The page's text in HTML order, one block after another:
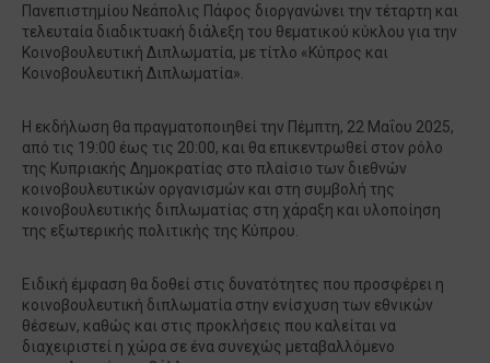
Πανεπιστημίου Νεάπολις Πάφος διοργανώνει την τέταρτη και
τελευταία διαδικτυακή διάλεξη του θεματικού κύκλου για την
Κοινοβουλευτική Διπλωματία, με τίτλο «Κύπρος και
Κοινοβουλευτική Διπλωματία».
Η εκδήλωση θα πραγματοποιηθεί την Πέμπτη, 22 Μαΐου 2025,
από τις 19:00 έως τις 20:00, και θα επικεντρωθεί στον ρόλο
της Κυπριακής Δημοκρατίας στο πλαίσιο των διεθνών
κοινοβουλευτικών οργανισμών και στη συμβολή της
κοινοβουλευτικής διπλωματίας στη χάραξη και υλοποίηση
της εξωτερικής πολιτικής της Κύπρου.
Ειδική έμφαση θα δοθεί στις δυνατότητες που προσφέρει η
κοινοβουλευτική διπλωματία στην ενίσχυση των εθνικών
θέσεων, καθώς και στις προκλήσεις που καλείται να
διαχειριστεί η χώρα σε ένα συνεχώς μεταβαλλόμενο